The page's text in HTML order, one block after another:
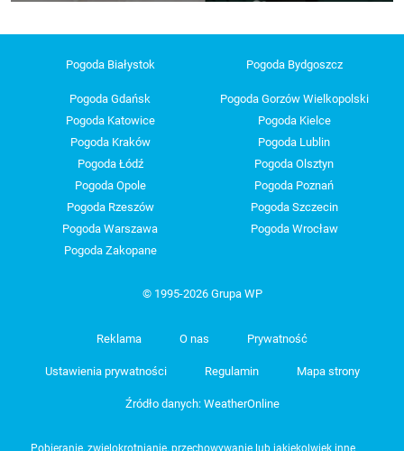
Pogoda Białystok Pogoda Bydgoszcz
Pogoda Gdańsk
Pogoda Gorzów Wielkopolski
Pogoda Katowice
Pogoda Kielce
Pogoda Kraków
Pogoda Lublin
Pogoda Łódź
Pogoda Olsztyn
Pogoda Opole
Pogoda Poznań
Pogoda Rzeszów
Pogoda Szczecin
Pogoda Warszawa
Pogoda Wrocław
Pogoda Zakopane
© 1995-2026 Grupa WP
Reklama O nas Prywatność
Ustawienia prywatności Regulamin Mapa strony
Źródło danych: WeatherOnline
Pobieranie, zwielokrotnianie, przechowywanie lub jakiekolwiek inne